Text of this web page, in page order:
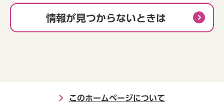
情報が見つからないときは
このホームページについて